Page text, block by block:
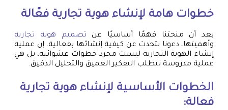
خطوات هامة لإنشاء هوية تجارية فعّالة
بعد أن منحتنا فهمًا أساسيًا عن تصميم هوية تجارية
وأهميتها، دعونا نتحدث عن كيفية إنشائها بفعالية. إن عملية
إنشاء الهوية التجارية ليست مجرد خطوات عشوائية، بل هي
عملية مدروسة تتطلب التفكير العميق والتحليل الدقيق.
الخطوات الأساسية لإنشاء هوية تجارية
فعالة: